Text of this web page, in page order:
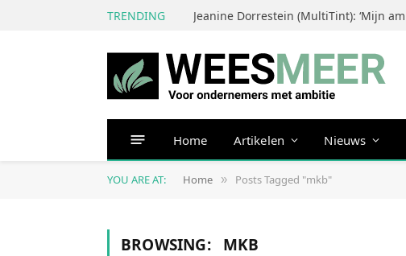
TRENDING
Home Artikelen Nieuws
YOU ARE AT: Home » Posts Tagged "mkb"
BROWSING: MKB